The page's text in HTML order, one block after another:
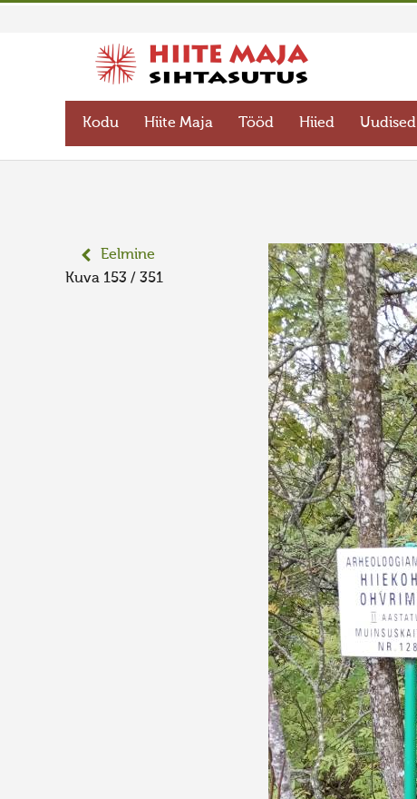
Kodu Hiite Maja Tööd Hiied Uudised
Eelmine
Kuva 153 / 351